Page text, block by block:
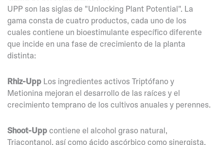
UPP son las siglas de "Unlocking Plant Potential". La
gama consta de cuatro productos, cada uno de los
cuales contiene un bioestimulante específico diferente
que incide en una fase de crecimiento de la planta
distinta:
Rhiz-Upp Los ingredientes activos Triptófano y
Metionina mejoran el desarrollo de las raíces y el
crecimiento temprano de los cultivos anuales y perennes.
Shoot-Upp contiene el alcohol graso natural,
Triacontanol, así como ácido ascórbico como sinergista.